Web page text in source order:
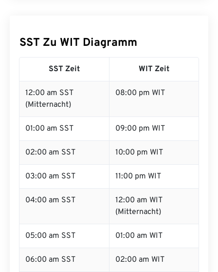
SST Zu WIT Diagramm
SST Zeit WIT Zeit
12:00 am SST
(Mitternacht)
08:00 pm WIT
01:00 am SST 09:00 pm WIT
02:00 am SST 10:00 pm WIT
03:00 am SST 11:00 pm WIT
04:00 am SST
12:00 am WIT
(Mitternacht)
05:00 am SST 01:00 am WIT
06:00 am SST 02:00 am WIT